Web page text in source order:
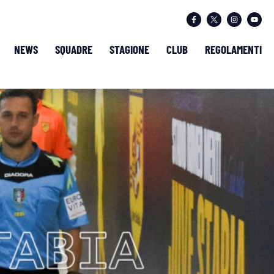
NEWS SQUADRE STAGIONE CLUB REGOLAMENTI